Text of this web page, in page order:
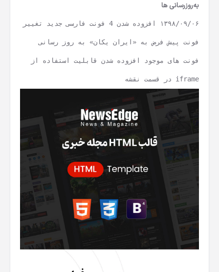
به‌روزرسانی ها
۱۳۹۸/۰۹/۰۶ افزوده شدن 4 فونت فارسی جدید تغییر
فونت پیش فرض به «ایران یکان» به روز رسانی
فونت های موجود افزوده شدن قابلیت استفاده از
iframe در قسمت نقشه